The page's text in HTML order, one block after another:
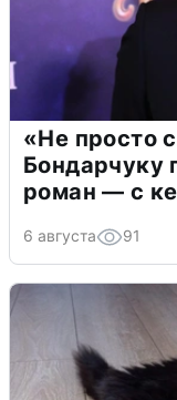
«Не просто
Бондарчуку
роман — с
6 августа 91